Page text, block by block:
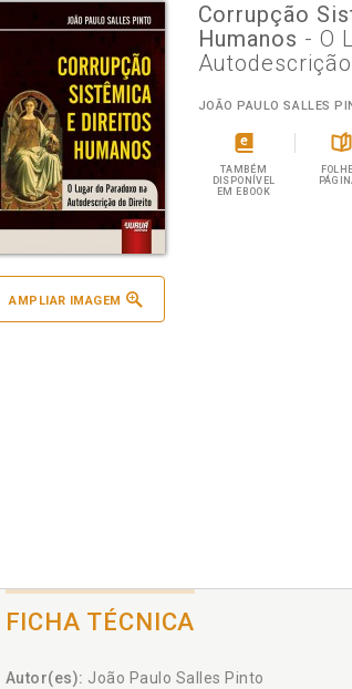
AMPLIAR IMAGEM
Corrupção
Humanos - O
JOÃO PAULO SALLES
TAMBÉM
DISPONÍVEL
EM EBOOK
FICHA TÉCNICA
Autor(es): João Paulo Salles Pinto